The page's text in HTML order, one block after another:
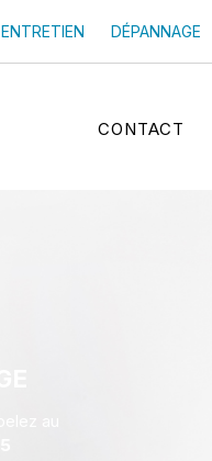
ENTRETIEN DÉPANNAGE
CONTACT